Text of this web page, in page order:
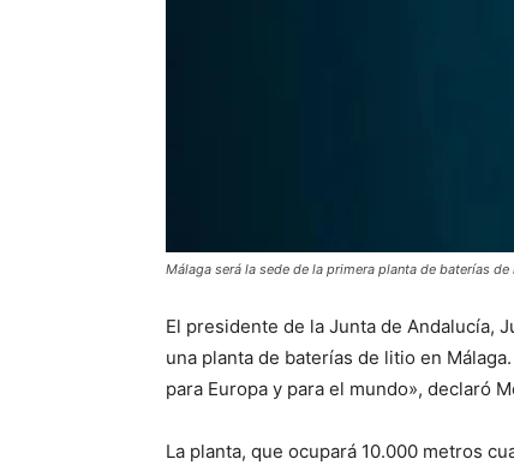
Málaga será la sede de la primera planta de baterías
El presidente de la Junta de Andalucía,
una planta de baterías de litio en
para Europa y para el mundo», declaró
La planta, que ocupará 10.000 metros